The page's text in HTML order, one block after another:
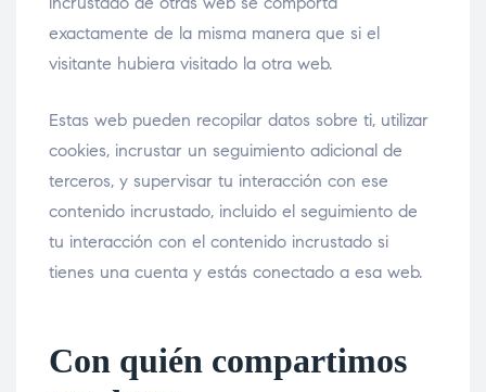
exactamente de la misma manera que si el
visitante hubiera visitado la otra web.
Estas web pueden recopilar datos sobre ti, utilizar
cookies, incrustar un seguimiento adicional de
terceros, y supervisar tu interacción con ese
contenido incrustado, incluido el seguimiento de
tu interacción con el contenido incrustado si
tienes una cuenta y estás conectado a esa web.
Con quién compartimos